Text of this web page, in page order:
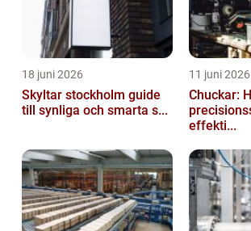
18 juni 2026
Skyltar stockholm guide
till synliga och smarta s...
11 juni 2026
Chuckar:
effekti...